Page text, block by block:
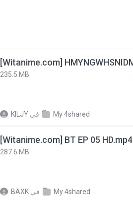
235.5 MB
KILJY في My 4shared
[Witanime.com] BT EP 05 HD.mp4
287.6 MB
BAXK في My 4shared